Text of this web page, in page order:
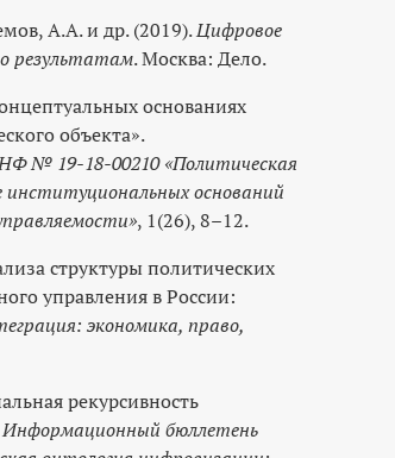
А.А. и др. (2019).Цифровое
результатам. Москва: Дело.
основаниях
объекта».
№ 19-18-00210 «Политическая
институциональных оснований
, 1(26), 8–12.
структуры политических
управления в России:
экономика, право,
рекурсивность
Информационный бюллетень